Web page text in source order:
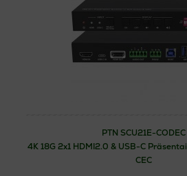
PTN SCU21E-CODEC
4K 18G 2x1 HDMI2.0 & USB-C
CEC